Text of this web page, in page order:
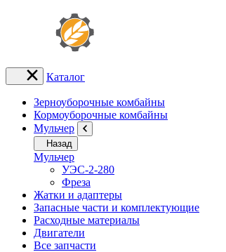
Каталог
Зерноуборочные комбайны
Кормоуборочные комбайны
Мульчер
Назад
Мульчер
УЭС-2-280
Фреза
Жатки и адаптеры
Запасные части и комплектующие
Расходные материалы
Двигатели
Все запчасти